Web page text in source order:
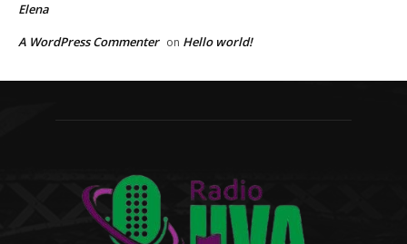
Elena
A WordPress Commenter on Hello world!